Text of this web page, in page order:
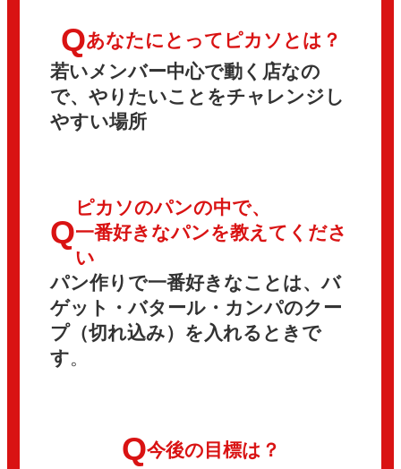
Qあなたにとってピカソとは？
若いメンバー中心で動く店なの
で、やりたいことをチャレンジし
やすい場所
Q
ピカソのパンの中で、
一番好きなパンを教えてくださ
い
パン作りで一番好きなことは、バ
ゲット・バタール・カンパのクー
プ（切れ込み）を入れるときで
す。
Q今後の目標は？